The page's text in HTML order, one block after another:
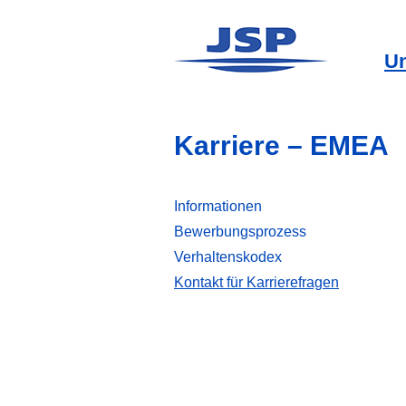
Karriere – EMEA
Informationen
Bewerbungsprozess
Verhaltenskodex
Kontakt für Karrierefragen